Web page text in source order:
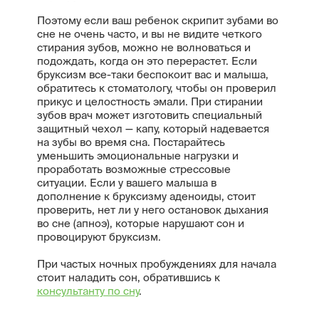
Поэтому если ваш ребенок скрипит зубами во
сне не очень часто, и вы не видите четкого
стирания зубов, можно не волноваться и
подождать, когда он это перерастет. Если
бруксизм все-таки беспокоит вас и малыша,
обратитесь к стоматологу, чтобы он проверил
прикус и целостность эмали. При стирании
зубов врач может изготовить специальный
защитный чехол — капу, который надевается
на зубы во время сна. Постарайтесь
уменьшить эмоциональные нагрузки и
проработать возможные стрессовые
ситуации. Если у вашего малыша в
дополнение к бруксизму аденоиды, стоит
проверить, нет ли у него остановок дыхания
во сне (апноэ), которые нарушают сон и
провоцируют бруксизм.
При частых ночных пробуждениях для начала
стоит наладить сон, обратившись к
консультанту по сну.